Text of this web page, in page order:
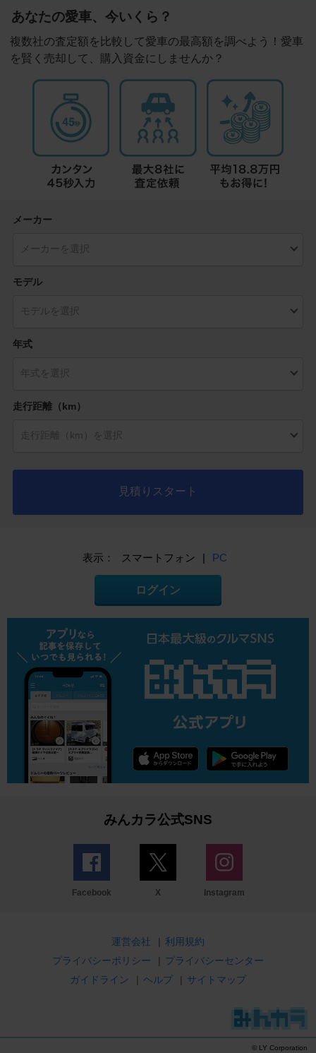
あなたの愛車、今いくら？
複数社の査定額を比較して愛車の最高額を調べよう！愛車
を賢く売却して、購入資金にしませんか？
メーカー
モデル
年式
走行距離（km）
見積りスタート
表示： スマートフォン | PC
ログイン
みんカラ公式SNS
Facebook X Instagram
運営会社 | 利用規約
プライバシーポリシー
| プライバシーセンター
ガイドライン
| ヘルプ | サイトマップ
© LY Corporation